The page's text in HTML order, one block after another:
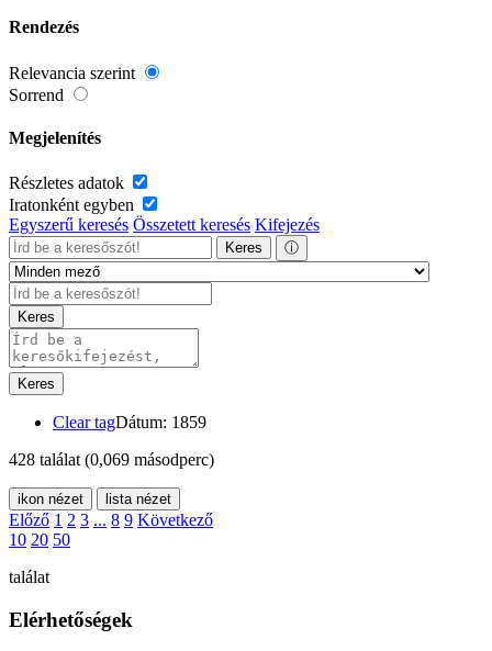
Rendezés
Relevancia szerint
Sorrend
Megjelenítés
Részletes adatok
Iratonként egyben
Egyszerű keresés Összetett keresés Kifejezés
Keres ⓘ
Keres
Keres
Clear tagDátum: 1859
428 találat (0,069 másodperc)
ikon nézet lista nézet
Előző 1 2 3 ... 8 9 Következő
10 20 50
találat
Elérhetőségek